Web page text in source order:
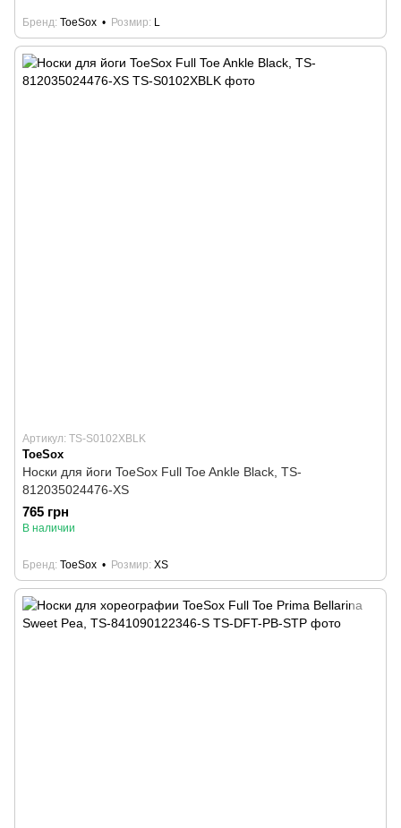
Бренд ToeSox Розмир L
Артикул: TS-S0102XBLK
ToeSox
Носки для йоги ToeSox Full Toe Ankle Black, TS-
812035024476-XS
765 грн
В наличии
Бренд ToeSox Розмир XS